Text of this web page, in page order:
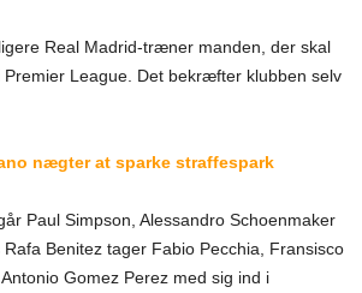
Real Madrid-træner manden, der skal
Premier League. Det bekræfter klubben selv
nægter at sparke straffespark
Paul Simpson, Alessandro Schoenmaker
Benitez tager Fabio Pecchia, Fransisco
Gomez Perez med sig ind i